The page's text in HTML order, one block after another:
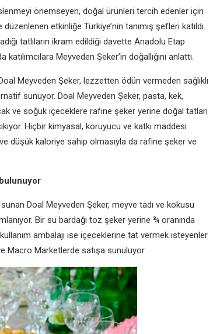
önemseyen, doğal ürünleri tercih edenler için
etkinliğe Türkiye’nin tanımış şefleri katıldı.
tatlıların ikram edildiği davette Anadolu Etap
Meyveden Şeker’in doğallığını anlattı.
Meyveden Şeker, lezzetten ödün vermeden sağlıklı
sunuyor. Doal Meyveden Şeker, pasta, kek,
ve soğuk içeceklere rafine şeker yerine doğal tatları
Hiçbir kimyasal, koruyucu ve katkı maddesi
düşük kaloriye sahip olmasıyla da rafine şeker ve
Doal Meyveden Şeker, meyve tadı ve kokusu
Bir su bardağı toz şeker yerine ¾ oranında
ambalajı ise içeceklerine tat vermek isteyenler
Macro Marketlerde satışa sunuluyor.